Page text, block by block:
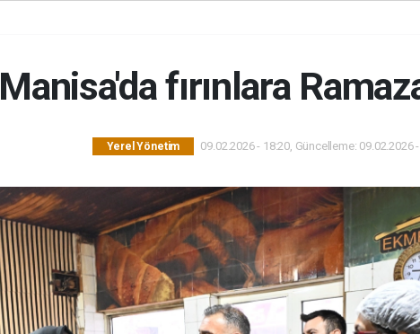
Manisa'da fırınlara
Yerel Yönetim 09.02.2026 - 18:20, Güncelleme: 09.02.2026